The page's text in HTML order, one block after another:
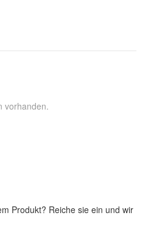
vorhanden.
Produkt? Reiche sie ein und wir